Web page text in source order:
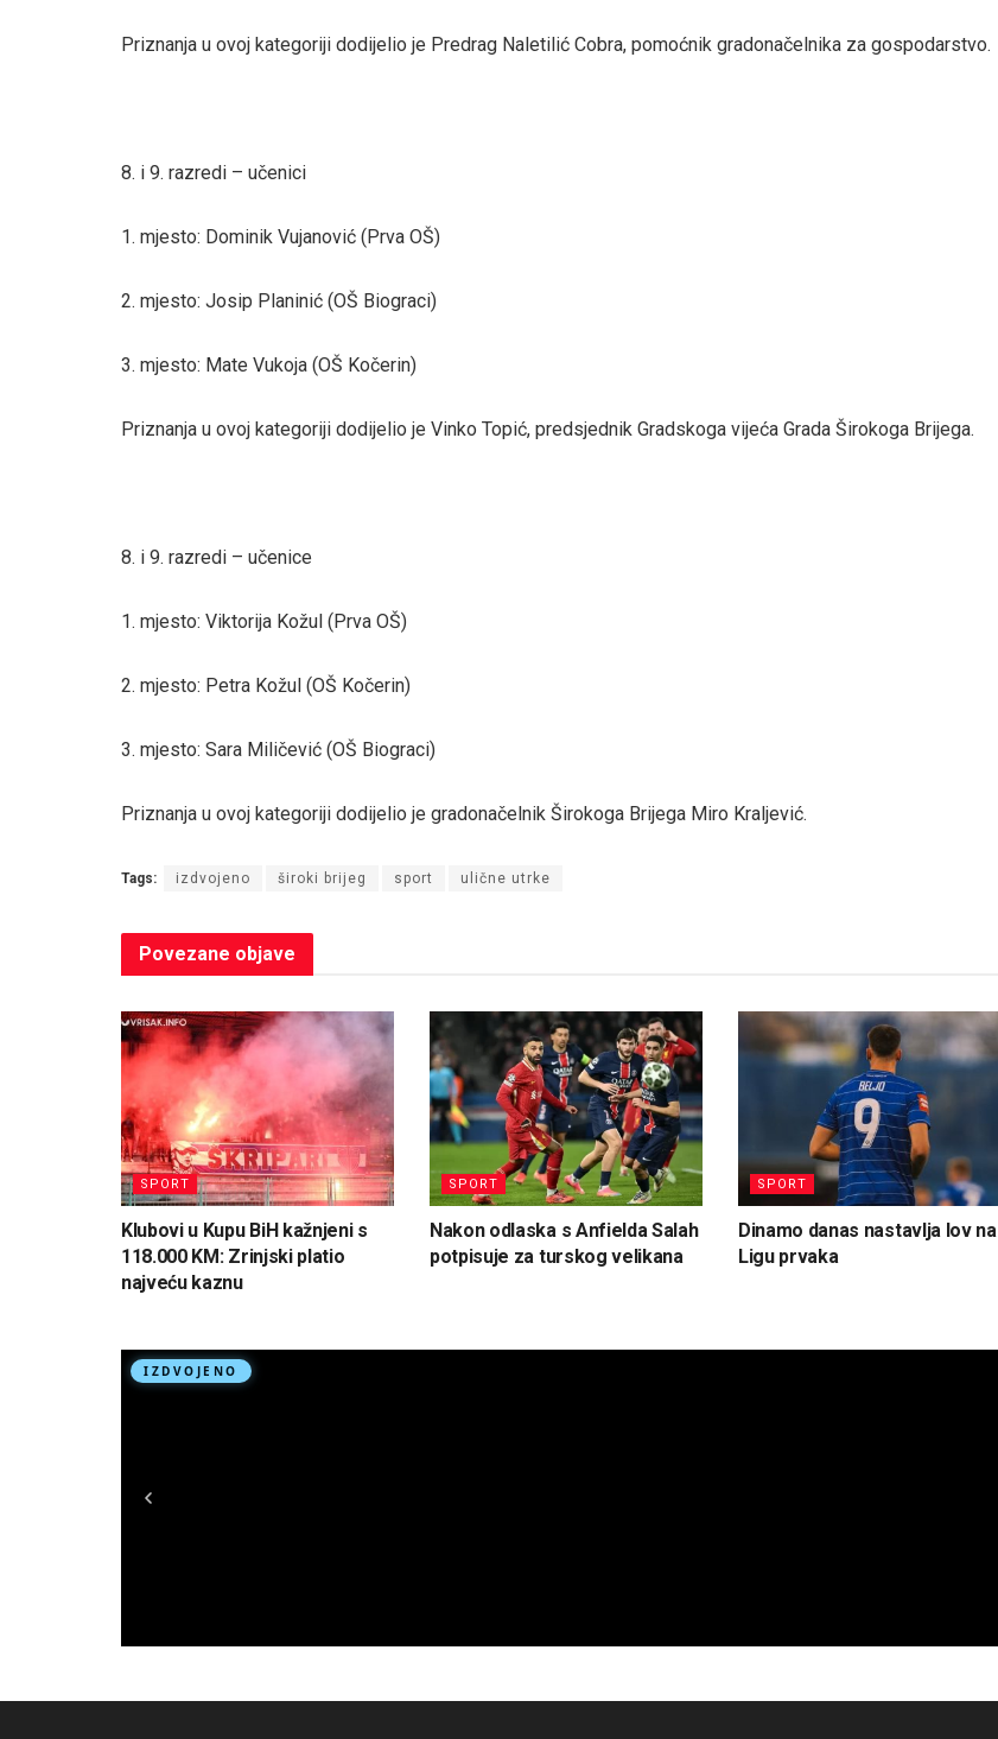
Priznanja u ovoj kategoriji dodijelio je Predrag Naletilić Cobra, pomoćnik gradonačelnika za gospodarstvo.
8. i 9. razredi – učenici
1. mjesto: Dominik Vujanović (Prva OŠ)
2. mjesto: Josip Planinić (OŠ Biograci)
3. mjesto: Mate Vukoja (OŠ Kočerin)
Priznanja u ovoj kategoriji dodijelio je Vinko Topić, predsjednik Gradskoga vijeća Grada Širokoga Brijega.
8. i 9. razredi – učenice
1. mjesto: Viktorija Kožul (Prva OŠ)
2. mjesto: Petra Kožul (OŠ Kočerin)
3. mjesto: Sara Miličević (OŠ Biograci)
Priznanja u ovoj kategoriji dodijelio je gradonačelnik Širokoga Brijega Miro Kraljević.
Tags: izdvojeno široki brijeg sport ulične utrke
Povezane objave
SPORT
Klubovi u Kupu BiH kažnjeni s
118.000 KM: Zrinjski platio
najveću kaznu
SPORT
Nakon odlaska s Anfielda Salah
potpisuje za turskog velikana
SPORT
Dinamo danas nastavlja lov na
Ligu prvaka